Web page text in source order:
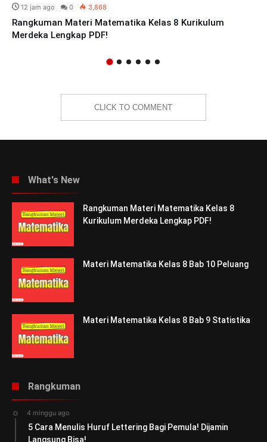
12 jam ago 0 3,868
Rangkuman Materi Matematika Kelas 8 Kurikulum
Merdeka Lengkap PDF!
CLICK TO COMMENT
What's New
Rangkuman Materi Matematika Kelas 8
Kurikulum Merdeka Lengkap PDF!
Materi Matematika Kelas 8 Bab 10 Peluang
Materi Matematika Kelas 8 Bab 9 Statistika
Rangkuman
4 minggu ago
5 Cara Menulis Huruf Lettering Bagi Pemula! Dijamin
Langsung Bisa!